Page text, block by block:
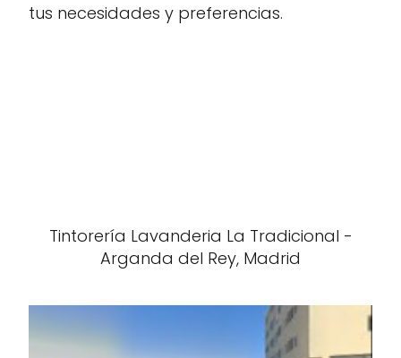
tus necesidades y preferencias.
Tintorería Lavanderia La Tradicional -
Arganda del Rey, Madrid